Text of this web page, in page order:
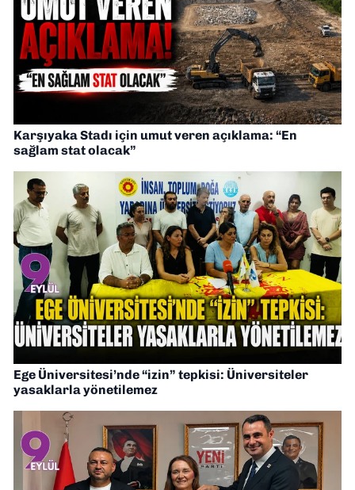
Karşıyaka Stadı için umut veren açıklama: “En
sağlam stat olacak”
Ege Üniversitesi’nde “izin” tepkisi: Üniversiteler
yasaklarla yönetilemez